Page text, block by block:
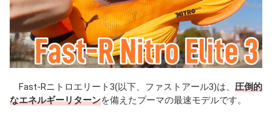
o
o
k
d
s
a
Fast-Rニトロエリート3(以下、ファストアール3)は、 圧倒的
なエネルギーリターンを備えたプーマの最速モデルです。